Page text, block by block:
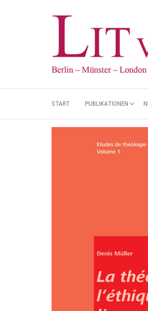
START PUBLIKATIONEN